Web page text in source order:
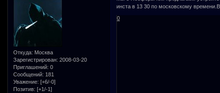
Откуда: Москва
Зарегистрирован: 2008-03-20
Приглашений: 0
Сообщений: 181
Уважение: [+6/-0]
Позитив: [+1/-1]
инста в 13 30 по московскому
0